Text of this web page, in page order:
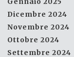
Dicembre 2024
Novembre 2024
Ottobre 2024
Settembre 2024